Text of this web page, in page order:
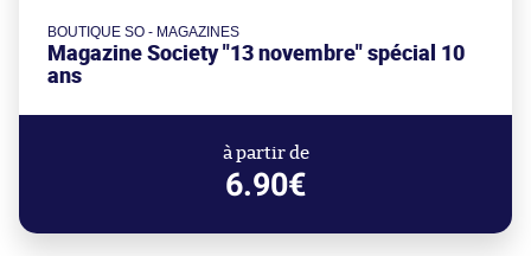
BOUTIQUE SO - MAGAZINES
Magazine Society "13 novembre" spécial 10
ans
à partir de
6.90€